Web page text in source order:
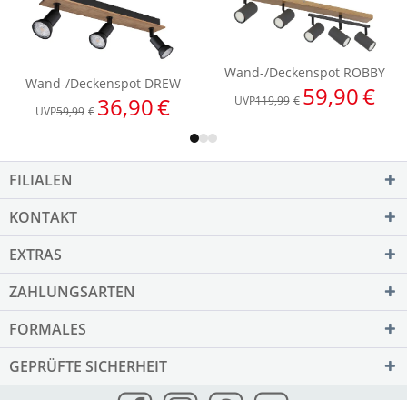
FILIALEN
KONTAKT
EXTRAS
ZAHLUNGSARTEN
FORMALES
GEPRÜFTE SICHERHEIT